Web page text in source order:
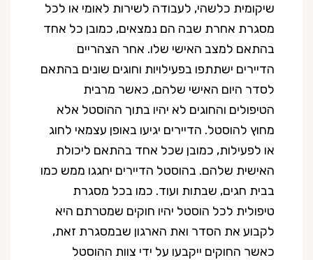
שיקומית כלשהי, לעבודה לשירות לאומי או לכל
מסגרת אחרת שבה הם נמצאים, כמובן כל אחד
בהתאם למצב האישי שלו. אחר הצהריים
הדיירים ישתתפו בפעילויות וחוגים שונים בהתאם
לסדר היום האישי שלהם, כאשר מרבית
הטיפולים והחוגים לא יהיו בתוך ההוסטל אלא
מחוץ להוסטל. הדיירים יגיעו באופן עצמאי לחוג
או לפעילות, כמובן שכל אחד בהתאם ליכולת
האישית שלהם. בהוסטל הדיירים יחגגו ממש כמו
בבית חגים, שבתות ועוד. כמו בכל מסגרת
טיפולית לכל הוסטל יהיו חוקים שמטרתם היא
לקבוע את הסדר ואת הארגון שבמסגרת זאת,
כאשר החוקים ייקבעו על ידי צוות ההוסטל